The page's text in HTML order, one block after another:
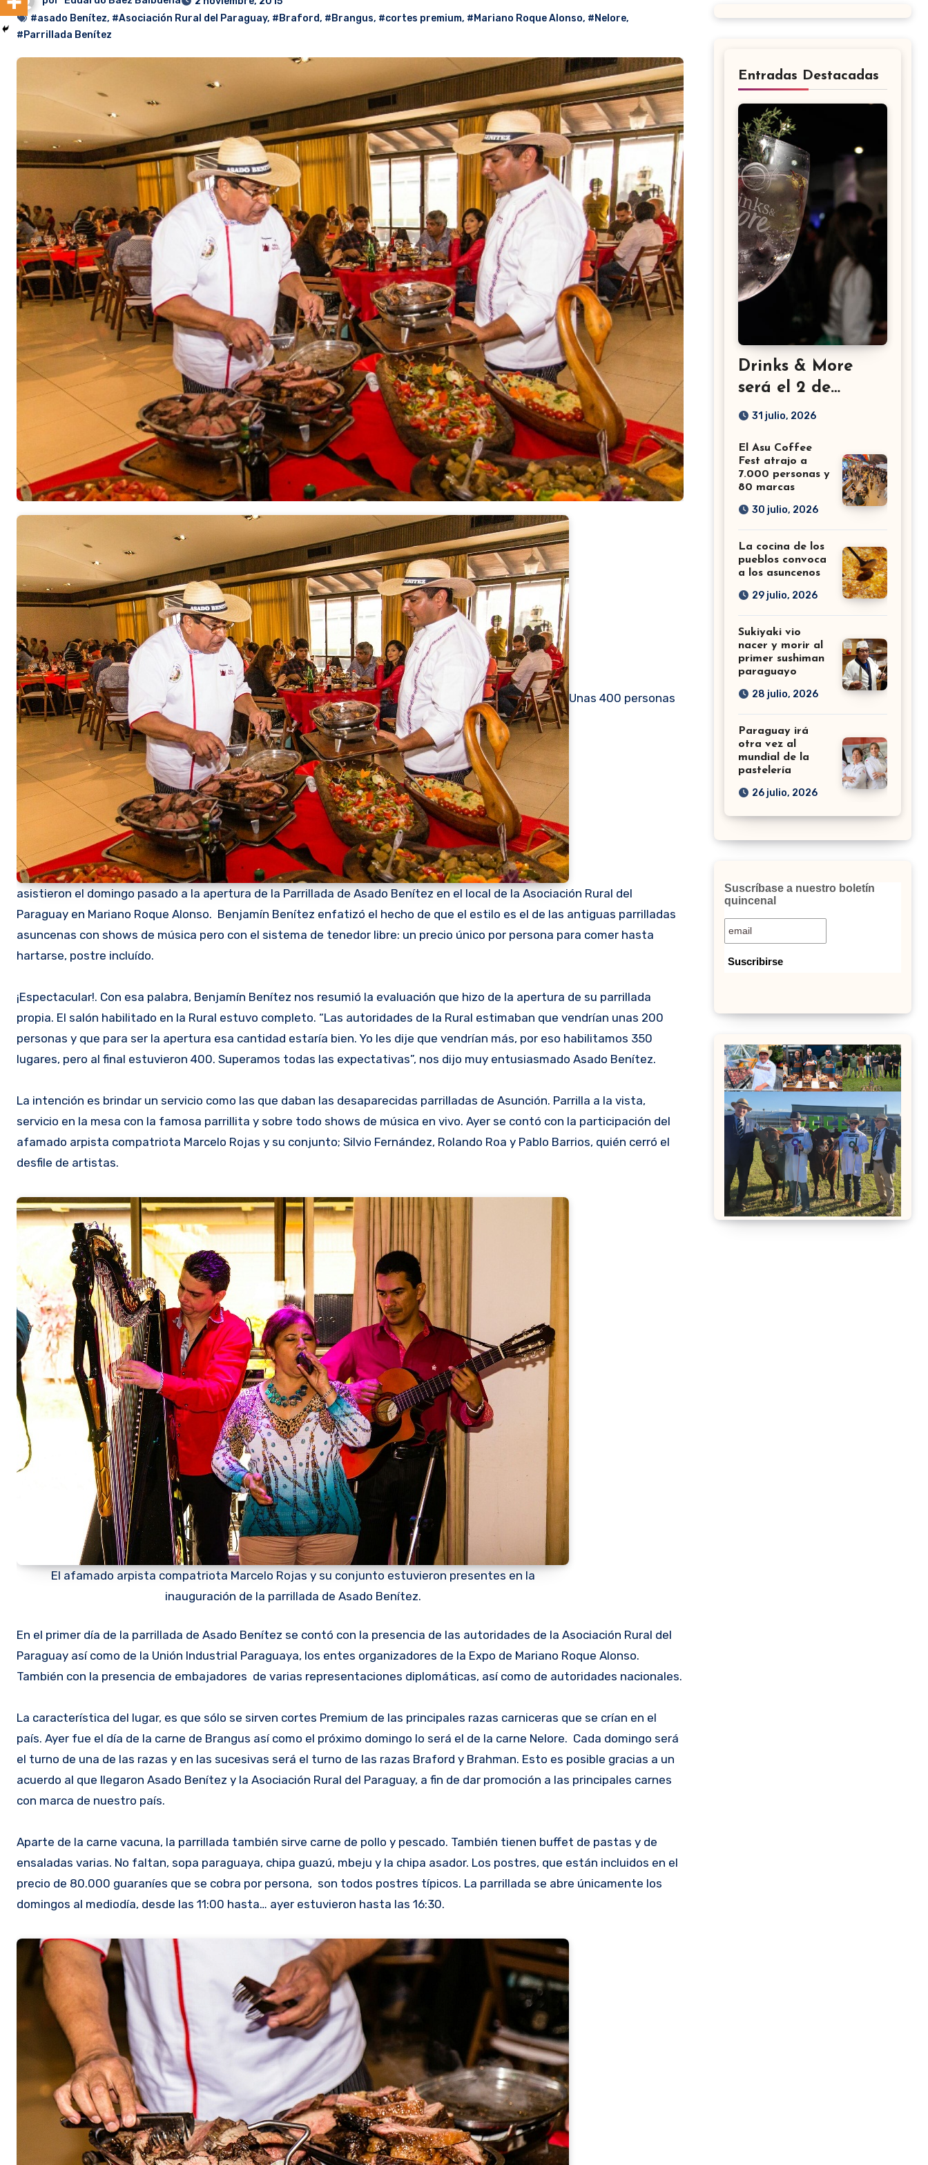
#asado Benítez, #Asociación Rural del Paraguay, #Braford, #Brangus, #cortes premium, #Mariano Roque Alonso, #Nelore,
#Parrillada Benítez
Unas 400 personas
asistieron el domingo pasado a la apertura de la Parrillada de Asado Benítez en el local de la Asociación Rural del
Paraguay en Mariano Roque Alonso. Benjamín Benítez enfatizó el hecho de que el estilo es el de las antiguas parrilladas
asuncenas con shows de música pero con el sistema de tenedor libre: un precio único por persona para comer hasta
hartarse, postre incluído.
¡Espectacular!. Con esa palabra, Benjamín Benítez nos resumió la evaluación que hizo de la apertura de su parrillada
propia. El salón habilitado en la Rural estuvo completo. “Las autoridades de la Rural estimaban que vendrían unas 200
personas y que para ser la apertura esa cantidad estaría bien. Yo les dije que vendrían más, por eso habilitamos 350
lugares, pero al final estuvieron 400. Superamos todas las expectativas”, nos dijo muy entusiasmado Asado Benítez.
La intención es brindar un servicio como las que daban las desaparecidas parrilladas de Asunción. Parrilla a la vista,
servicio en la mesa con la famosa parrillita y sobre todo shows de música en vivo. Ayer se contó con la participación del
afamado arpista compatriota Marcelo Rojas y su conjunto; Silvio Fernández, Rolando Roa y Pablo Barrios, quién cerró el
desfile de artistas.
El afamado arpista compatriota Marcelo Rojas y su conjunto estuvieron presentes en la
inauguración de la parrillada de Asado Benítez.
En el primer día de la parrillada de Asado Benítez se contó con la presencia de las autoridades de la Asociación Rural del
Paraguay así como de la Unión Industrial Paraguaya, los entes organizadores de la Expo de Mariano Roque Alonso.
También con la presencia de embajadores de varias representaciones diplomáticas, así como de autoridades nacionales.
La característica del lugar, es que sólo se sirven cortes Premium de las principales razas carniceras que se crían en el
país. Ayer fue el día de la carne de Brangus así como el próximo domingo lo será el de la carne Nelore. Cada domingo será
el turno de una de las razas y en las sucesivas será el turno de las razas Braford y Brahman. Esto es posible gracias a un
acuerdo al que llegaron Asado Benítez y la Asociación Rural del Paraguay, a fin de dar promoción a las principales carnes
con marca de nuestro país.
Aparte de la carne vacuna, la parrillada también sirve carne de pollo y pescado. También tienen buffet de pastas y de
ensaladas varias. No faltan, sopa paraguaya, chipa guazú, mbeju y la chipa asador. Los postres, que están incluidos en el
precio de 80.000 guaraníes que se cobra por persona, son todos postres típicos. La parrillada se abre únicamente los
domingos al mediodía, desde las 11:00 hasta… ayer estuvieron hasta las 16:30.
Entradas Destacadas
Drinks & More
será el 2 de
setiembre en el
31 julio, 2026
El Asu Coffee
Fest atrajo a
7.000 personas y
80 marcas
30 julio, 2026
La cocina de los
pueblos convoca
a los asuncenos
29 julio, 2026
Sukiyaki vio
nacer y morir al
primer sushiman
paraguayo
28 julio, 2026
Paraguay irá
otra vez al
mundial de la
pastelería
26 julio, 2026
Suscríbase a nuestro boletín
quincenal